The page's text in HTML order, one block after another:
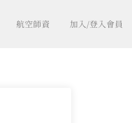
航空師資 加入/登入會員